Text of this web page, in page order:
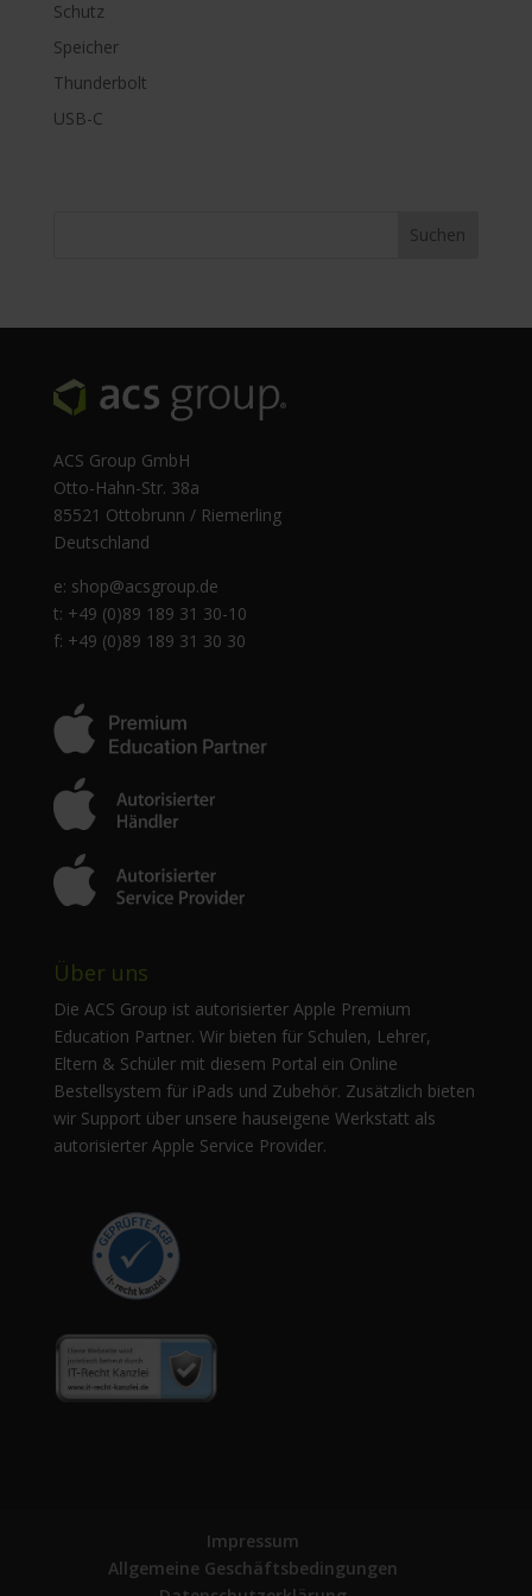
Schutz
Speicher
Thunderbolt
USB-C
ACS Group GmbH
Otto-Hahn-Str. 38a
85521 Ottobrunn / Riemerling
Deutschland
e: shop@acsgroup.de
t: +49 (0)89 189 31 30-10
f: +49 (0)89 189 31 30 30
Über uns
Die ACS Group ist autorisierter Apple Premium
Education Partner. Wir bieten für Schulen, Lehrer,
Eltern & Schüler mit diesem Portal ein Online
Bestellsystem für iPads und Zubehör. Zusätzlich bieten
wir Support über unsere hauseigene Werkstatt als
autorisierter Apple Service Provider.
Impressum
Allgemeine Geschäftsbedingungen